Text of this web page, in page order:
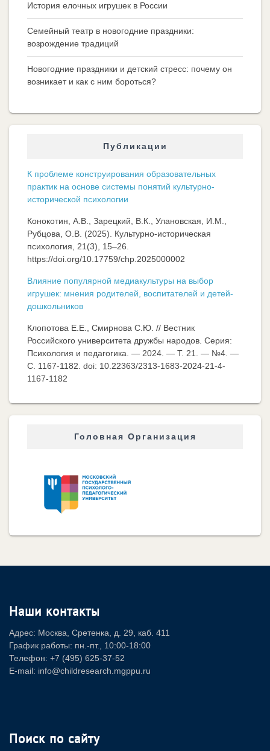
История елочных игрушек в России
Семейный театр в новогодние праздники:
возрождение традиций
Новогодние праздники и детский стресс: почему он
возникает и как с ним бороться?
Публикации
К проблеме конструирования образовательных
практик на основе системы понятий культурно-
исторической психологии
Конокотин, А.В., Зарецкий, В.К., Улановская, И.М.,
Рубцова, О.В. (2025). Культурно-историческая
психология, 21(3), 15–26.
https://doi.org/10.17759/chp.2025000002
Влияние популярной медиакультуры на выбор
игрушек: мнения родителей, воспитателей и детей-
дошкольников
Клопотова Е.Е., Смирнова С.Ю. // Вестник
Российского университета дружбы народов. Серия:
Психология и педагогика. — 2024. — Т. 21. — №4. —
C. 1167-1182. doi: 10.22363/2313-1683-2024-21-4-
1167-1182
Головная Организация
Наши контакты
Адрес: Москва, Сретенка, д. 29, каб. 411
График работы: пн.-пт., 10:00-18:00
Телефон: +7 (495) 625-37-52
E-mail: info@childresearch.mgppu.ru
Поиск по сайту